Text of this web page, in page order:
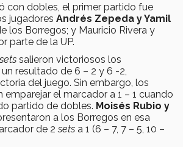
con dobles, el primer partido fue
jugadores Andrés Zepeda y Yamil
los Borregos; y Mauricio Rivera y
parte de la UP.
sets salieron victoriosos los
resultado de 6 – 2 y 6 -2,
del juego. Sin embargo, los
emparejar el marcador a 1 – 1 cuando
partido de dobles. Moisés Rubio y
a los Borregos en esa
de 2sets a 1 (6 – 7, 7 – 5, 10 –